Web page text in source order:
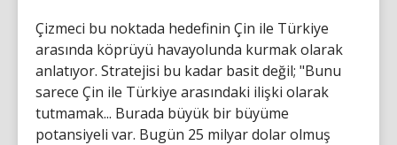
Çizmeci bu noktada hedefinin Çin ile Türkiye
arasında köprüyü havayolunda kurmak olarak
anlatıyor. Stratejisi bu kadar basit değil; "Bunu
sarece Çin ile Türkiye arasındaki ilişki olarak
tutmamak... Burada büyük bir büyüme
potansiyeli var. Bugün 25 milyar dolar olmuş